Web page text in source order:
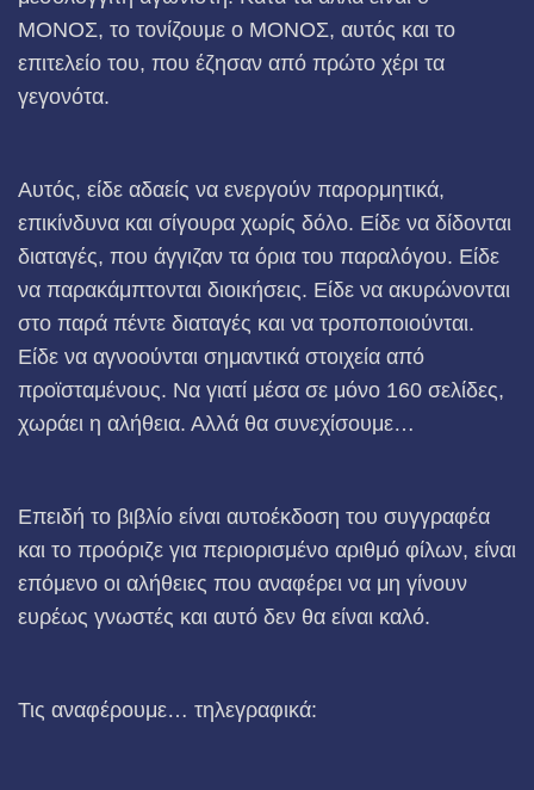
ΜΟΝΟΣ, το τονίζουμε ο ΜΟΝΟΣ, αυτός και το
επιτελείο του, που έζησαν από πρώτο χέρι τα
γεγονότα.
Αυτός, είδε αδαείς να ενεργούν παρορμητικά,
επικίνδυνα και σίγουρα χωρίς δόλο. Είδε να δίδονται
διαταγές, που άγγιζαν τα όρια του παραλόγου. Είδε
να παρακάμπτονται διοικήσεις. Είδε να ακυρώνονται
στο παρά πέντε διαταγές και να τροποποιούνται.
Είδε να αγνοούνται σημαντικά στοιχεία από
προϊσταμένους. Να γιατί μέσα σε μόνο 160 σελίδες,
χωράει η αλήθεια. Αλλά θα συνεχίσουμε…
Επειδή το βιβλίο είναι αυτοέκδοση του συγγραφέα
και το προόριζε για περιορισμένο αριθμό φίλων, είναι
επόμενο οι αλήθειες που αναφέρει να μη γίνουν
ευρέως γνωστές και αυτό δεν θα είναι καλό.
Τις αναφέρουμε… τηλεγραφικά: